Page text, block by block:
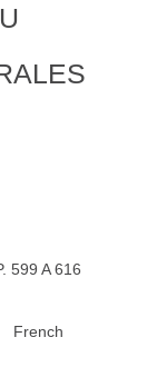
599 A 616
French